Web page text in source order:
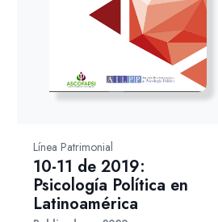
Línea Patrimonial
10-11 de 2019:
Psicología Política en
Latinoamérica